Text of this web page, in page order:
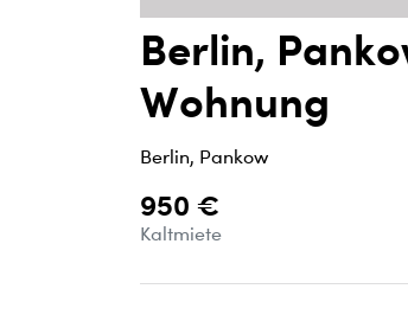
Berlin,
Wohnung
Berlin, Pankow
950 €
Kaltmiete